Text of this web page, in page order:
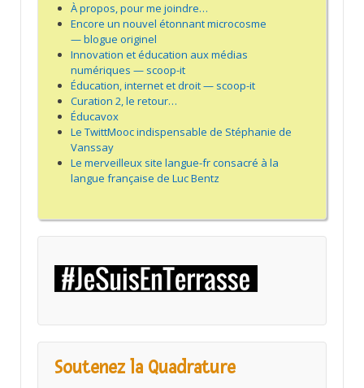
À propos, pour me joindre…
Encore un nouvel étonnant microcosme
— blogue originel
Innovation et éducation aux médias
numériques — scoop-it
Éducation, internet et droit — scoop-it
Curation 2, le retour…
Éducavox
Le TwittMooc indispensable de Stéphanie de
Vanssay
Le merveilleux site langue-fr consacré à la
langue française de Luc Bentz
Soutenez la Quadrature